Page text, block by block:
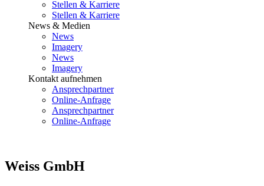
Stellen & Karriere
Stellen & Karriere
News & Medien
News
Imagery
News
Imagery
Kontakt aufnehmen
Ansprechpartner
Online-Anfrage
Ansprechpartner
Online-Anfrage
Weiss GmbH